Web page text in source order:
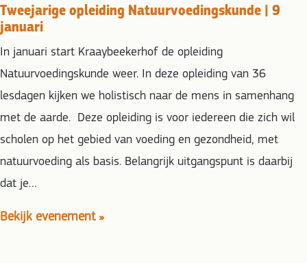
Tweejarige opleiding Natuurvoedingskunde | 9
januari
In januari start Kraaybeekerhof de opleiding
Natuurvoedingskunde weer. In deze opleiding van 36
lesdagen kijken we holistisch naar de mens in samenhang
met de aarde. Deze opleiding is voor iedereen die zich wil
scholen op het gebied van voeding en gezondheid, met
natuurvoeding als basis. Belangrijk uitgangspunt is daarbij
dat je…
Bekijk evenement »